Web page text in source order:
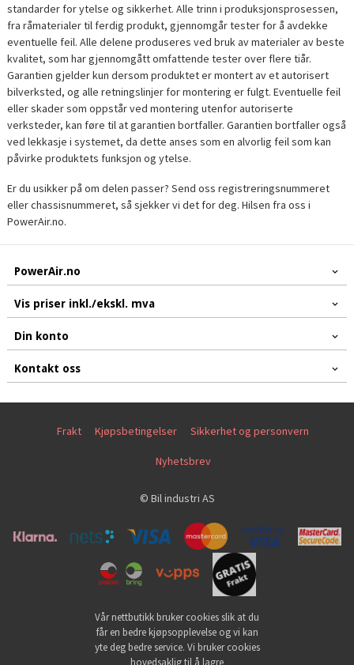
standarder for ytelse og sikkerhet. Alle trinn i produksjonsprosessen,
fra råmaterialer til ferdig produkt, gjennomgår tester for å avdekke
eventuelle feil. Alle delene produseres ved bruk av materialer av beste
kvalitet, som har gjennomgått omfattende tester over flere tiår.
Garantien gjelder kun dersom produktet er montert av et autorisert
bilverksted, og alle retningslinjer for montering er fulgt. Eventuelle feil
eller skader som oppstår ved montering utenfor autoriserte
verksteder, kan føre til at garantien bortfaller. Garantien bortfaller også
ved lekkasje i systemet, da dette anses som en alvorlig feil som kan
påvirke produktets funksjon og ytelse.
Er du usikker på om delen passer? Send oss registreringsnummeret
eller chassisnummeret, så sjekker vi det for deg. Hilsen fra oss i
PowerAir.no.
PowerAir.no
Vis priser inkl./ekskl. mva
Din konto
Kontakt oss
Frakt Kjøpsbetingelser Sikkerhet og personvern
Nyhetsbrev
© Bil industri AS
Vår nettbutikk bruker cookies slik at du
får en bedre kjøpsopplevelse og vi kan
yte deg bedre service. Vi bruker cookies